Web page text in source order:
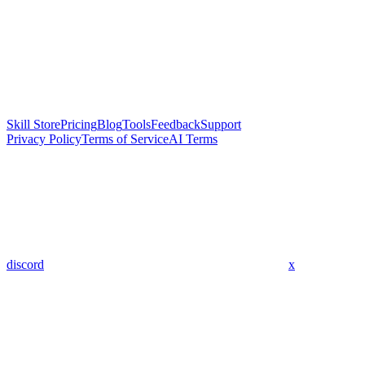
Skill StorePricingBlogToolsFeedbackSupport
Privacy PolicyTerms of ServiceAI Terms
discord x